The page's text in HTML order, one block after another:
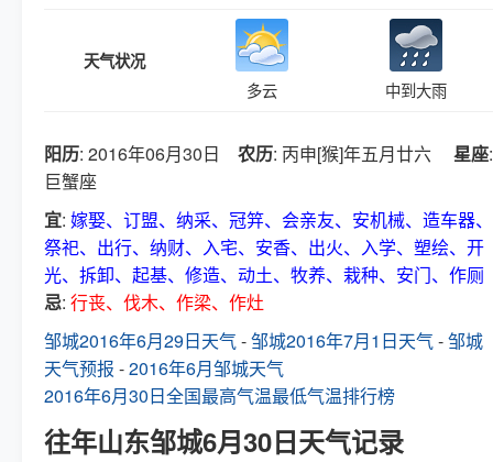
天气状况
多云 中到大雨
阳历: 2016年06月30日 农历: 丙申[猴]年五月廿六 星座:
巨蟹座
宜: 嫁娶、订盟、纳采、冠笄、会亲友、安机械、造车器、
祭祀、出行、纳财、入宅、安香、出火、入学、塑绘、开
光、拆卸、起基、修造、动土、牧养、栽种、安门、作厕
忌: 行丧、伐木、作梁、作灶
邹城2016年6月29日天气-邹城2016年7月1日天气-邹城
天气预报 -2016年6月邹城天气
2016年6月30日全国最高气温最低气温排行榜
往年山东邹城6月30日天气记录